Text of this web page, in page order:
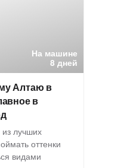
На машине
8 дней
Алтаю в
в
лучших
оттенки
видами